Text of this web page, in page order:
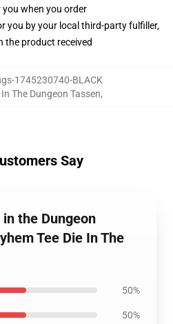
when you order
you by your local third-party fulfiller,
the product received
1745230740-BLACK
In The Dungeon Tassen,
Say
the Dungeon
Tee Die In The
50%
50%